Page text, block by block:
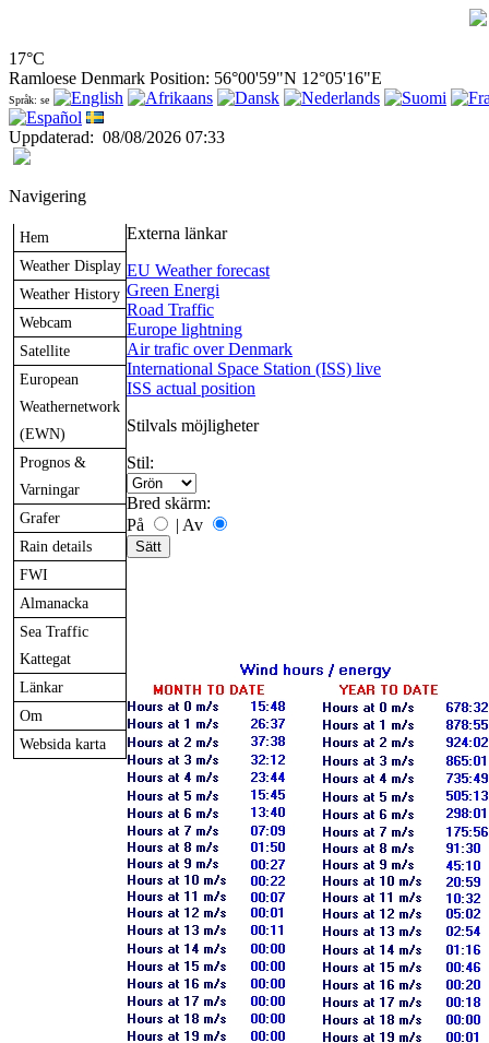
17°C
Ramloese Denmark Position: 56°00'59"N 12°05'16"E
Språk: se
Uppdaterad: 08/08/2026 07:33
Navigering
Hem
Weather Display
Weather History
Webcam
Satellite
European
Weathernetwork
(EWN)
Prognos &
Varningar
Grafer
Rain details
FWI
Almanacka
Sea Traffic
Kattegat
Länkar
Om
Websida karta
Externa länkar
EU Weather forecast
Green Energi
Road Traffic
Europe lightning
Air trafic over Denmark
International Space Station (ISS) live
ISS actual position
Stilvals möjligheter
Stil:
Bred skärm:
På
| Av